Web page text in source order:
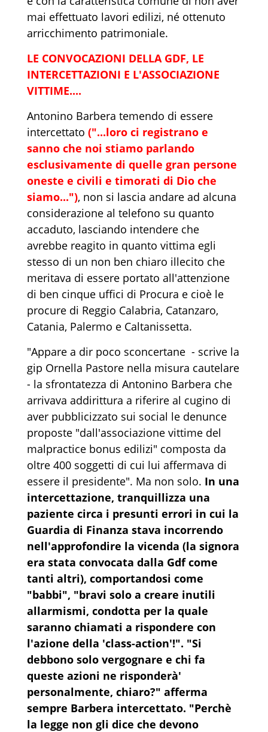
mai effettuato lavori edilizi, né ottenuto
arricchimento patrimoniale.
LE CONVOCAZIONI DELLA GDF, LE
INTERCETTAZIONI E L'ASSOCIAZIONE
VITTIME....
Antonino Barbera temendo di essere
intercettato ("...loro ci registrano e
sanno che noi stiamo parlando
esclusivamente di quelle gran persone
oneste e civili e timorati di Dio che
siamo..."), non si lascia andare ad alcuna
considerazione al telefono su quanto
accaduto, lasciando intendere che
avrebbe reagito in quanto vittima egli
stesso di un non ben chiaro illecito che
meritava di essere portato all'attenzione
di ben cinque uffici di Procura e cioè le
procure di Reggio Calabria, Catanzaro,
Catania, Palermo e Caltanissetta.
"Appare a dir poco sconcertane - scrive la
gip Ornella Pastore nella misura cautelare
- la sfrontatezza di Antonino Barbera che
arrivava addirittura a riferire al cugino di
aver pubblicizzato sui social le denunce
proposte "dall'associazione vittime del
malpractice bonus edilizi" composta da
oltre 400 soggetti di cui lui affermava di
essere il presidente". Ma non solo. In una
intercettazione, tranquillizza una
paziente circa i presunti errori in cui la
Guardia di Finanza stava incorrendo
nell'approfondire la vicenda (la signora
era stata convocata dalla Gdf come
tanti altri), comportandosi come
"babbi", "bravi solo a creare inutili
allarmismi, condotta per la quale
saranno chiamati a rispondere con
l'azione della 'class-action'!". "Si
debbono solo vergognare e chi fa
queste azioni ne risponderà'
personalmente, chiaro?" afferma
sempre Barbera intercettato. "Perchè
la legge non gli dice che devono